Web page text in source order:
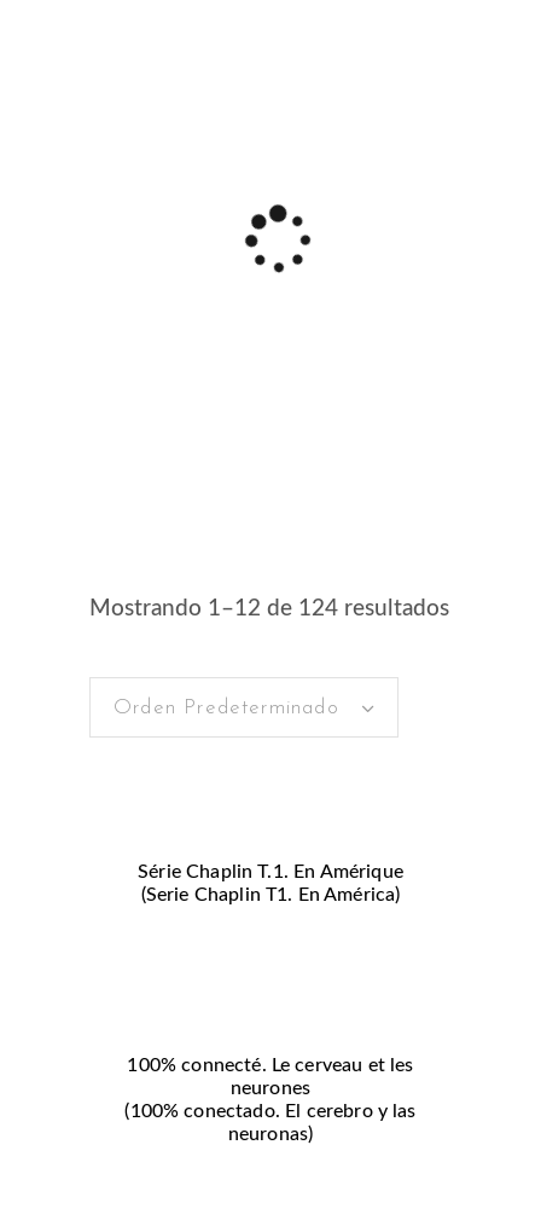
Mostrando 1–12 de 124 resultados
Orden Predeterminado
Série Chaplin T.1. En Amérique
(Serie Chaplin T1. En América)
100% connecté. Le cerveau et les
neurones
(100% conectado. El cerebro y las
neuronas)